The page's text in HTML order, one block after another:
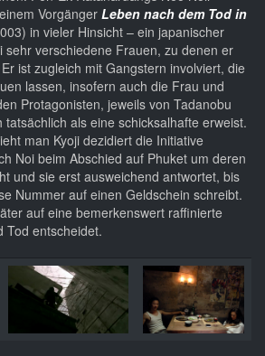
Vorgänger Leben nach dem Tod in
in vieler Hinsicht – ein japanischer
sehr verschiedene Frauen, zu denen er
ist zugleich mit Gangstern involviert, die
lassen, insofern auch die Frau und
Protagonisten, jeweils von Tadanobu
als eine schicksalhafte erweist.
man Kyoji dezidiert die Initiative
Noi beim Abschied auf Phuket um deren
und sie erst ausweichend antwortet, bis
Nummer auf einen Geldschein schreibt.
auf eine bemerkenswert raffinierte
Tod entscheidet.